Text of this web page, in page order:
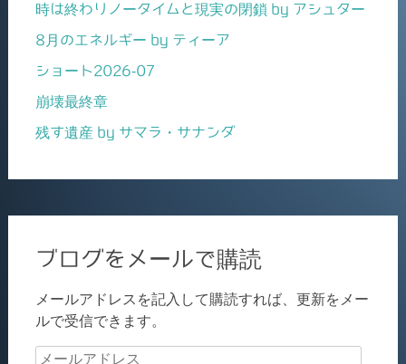
時は終わりノータイムと現実の閉鎖 by アシュター
8月のエネルギー by ティーア
ショート2026-07
崩壊最終章
残す遺産 by サマラ・サナンダ
ブログをメールで購読
メールアドレスを記入して購読すれば、更新をメー
ルで受信できます。
メ